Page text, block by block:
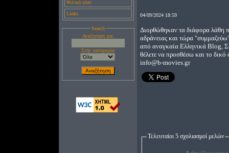
Φιλικά sites
Links
Search
Αναζητηση για:
Στην κατηγορία:
04/09/2024 18:59
Διορθώθηκαν τα διάφορα λάθη
αδράνειας και τώρα
από αναγκαία Ελληνικά Blog,
θέλετε να προσθέσω και το δικό
info@b-movies.gr
Τελευταίοι 5 σχολιασμοί μελών